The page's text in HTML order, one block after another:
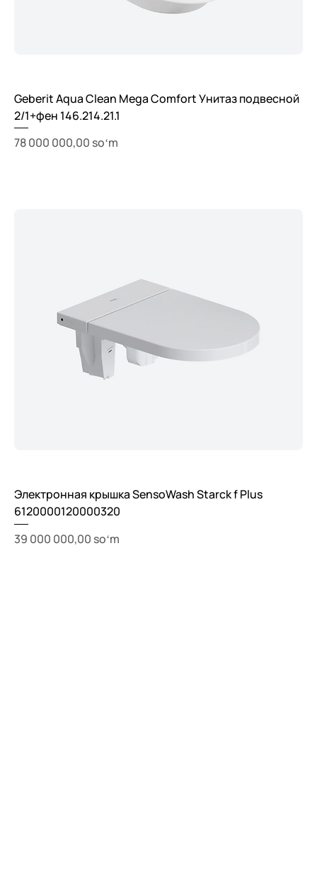
Geberit Aqua Clean Mega Comfort Унитаз подвесной
2/1+фен 146.214.21.1
Price
78 000 000,00 soʻm
Электронная крышка SensoWash Starck f Plus
6120000120000320
Price
39 000 000,00 soʻm